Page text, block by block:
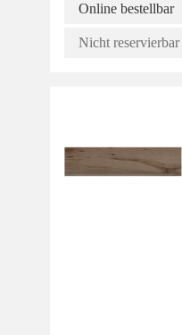
Online bestellbar
Nicht reservierbar